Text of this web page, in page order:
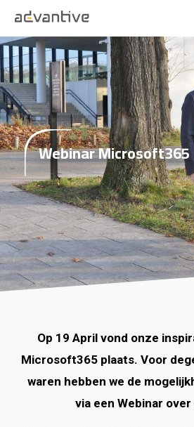
Webinar Microsoft365
Op 19 April vond onze
Microsoft365 plaats. Voor
waren hebben we de
via een Webinar